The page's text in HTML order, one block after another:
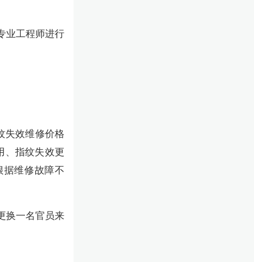
业工程师进行
失效维修价格
、指纹失效更
据维修故障不
换一名官员来